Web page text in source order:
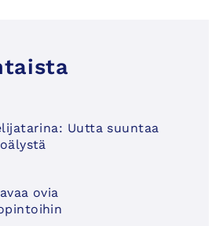
Uutta suuntaa
ovia